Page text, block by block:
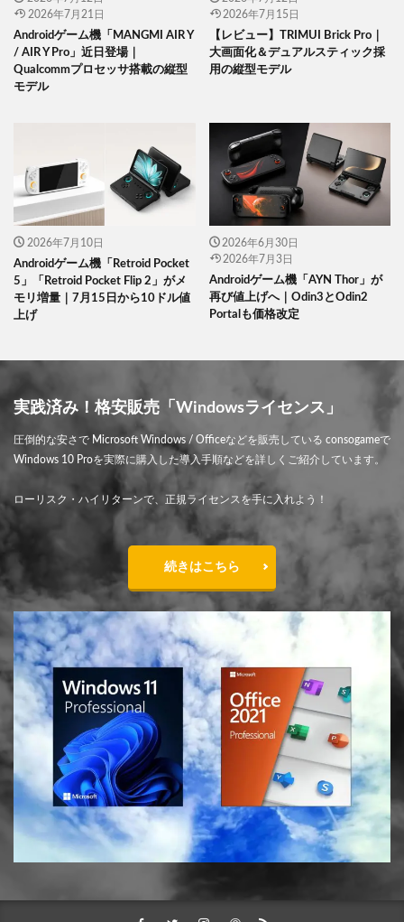
2026年7月21日
Androidゲーム機「MANGMI AIR Y
/ AIR Y Pro」近日登場｜
Qualcommプロセッサ搭載の縦型
モデル
2026年7月15日
【レビュー】TRIMUI Brick Pro｜
大画面化＆デュアルスティック採
用の縦型モデル
2026年7月10日
Androidゲーム機「Retroid Pocket
5」「Retroid Pocket Flip 2」がメ
モリ増量｜7月15日から10ドル値
上げ
2026年6月30日
2026年7月3日
Androidゲーム機「AYN Thor」が
再び値上げへ｜Odin3とOdin2
Portalも価格改定
実践済み！格安販売「Windowsライセンス」
圧倒的な安さで Microsoft Windows / Officeなどを販売している consogameで
Windows 10 Proを実際に購入した導入手順などを詳しくご紹介しています。
ローリスク・ハイリターンで、正規ライセンスを手に入れよう！
続きはこちら